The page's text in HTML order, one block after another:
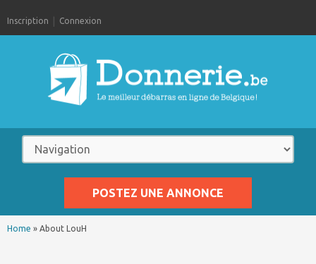
Inscription Connexion
POSTEZ UNE ANNONCE
Home » About LouH